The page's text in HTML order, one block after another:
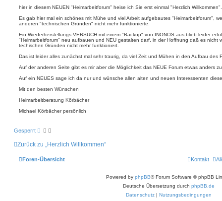
e
r
a
g
hier in diesem NEUEN "Heimarbeitforum" heise ich Sie erst einmal "Herzlich Willkommen".
Es gab hier mal ein schönes mit Mühe und viel Arbeit aufgebautes "Heimarbeitforum",
anderen "technischen Gründen" nicht mehr funktionierte.
Ein Wiederherstellungs-VERSUCH mit einem "Backup" von INONOS aus blieb leider
"Heimarbeitforum" neu aufbauen und NEU gestalten darf, in der Hoffnung daß es nicht
techischen Gründen nicht mehr funktioniert.
Das ist leider alles zunächst mal sehr traurig, da viel Zeit und Mühen in den Aufbau des
Auf der anderen Seite gibt es mir aber die Möglichkeit das NEUE Forum etwas anders
Auf ein NEUES sage ich da nur und wünsche allen alten und neuen Interessenten
Mit den besten Wünschen
Heimarbeitberatung Körbächer
Michael Körbächer persönlich
Gesperrt
Zurück zu „Herzlich Willkommen“
Foren-Übersicht Kontakt
Powered by phpBB® Forum Software © phpBB
Deutsche Übersetzung durch phpBB.de
Datenschutz | Nutzungsbedingungen